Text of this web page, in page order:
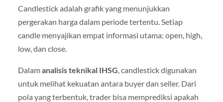
Candlestick adalah grafik yang menunjukkan
pergerakan harga dalam periode tertentu. Setiap
candle menyajikan empat informasi utama: open, high,
low, dan close.
Dalamanalisis teknikal IHSG, candlestick digunakan
untuk melihat kekuatan antara buyer dan seller. Dari
pola yang terbentuk, trader bisa memprediksi apakah